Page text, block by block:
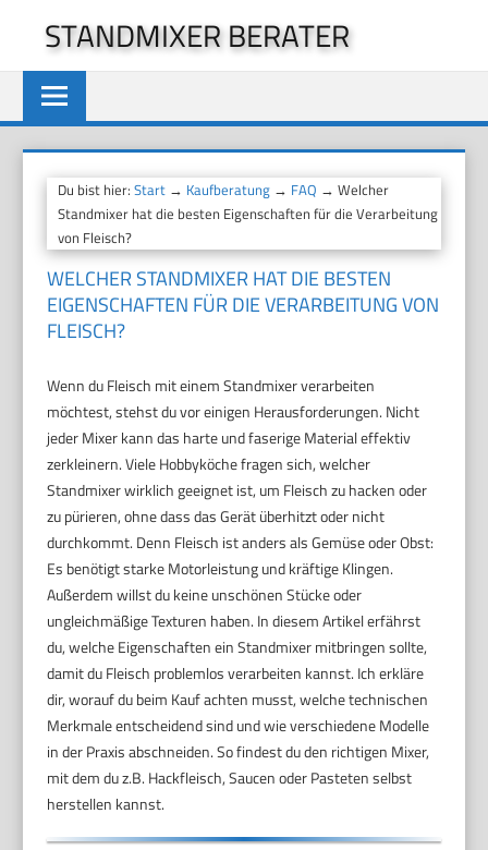
springen
STANDMIXER BERATER
Du bist hier:Start → Kaufberatung → FAQ → Welcher
Standmixer hat die besten Eigenschaften für die Verarbeitung
von Fleisch?
WELCHER STANDMIXER HAT DIE BESTEN
EIGENSCHAFTEN FÜR DIE VERARBEITUNG VON
FLEISCH?
Wenn du Fleisch mit einem Standmixer verarbeiten
möchtest, stehst du vor einigen Herausforderungen. Nicht
jeder Mixer kann das harte und faserige Material effektiv
zerkleinern. Viele Hobbyköche fragen sich, welcher
Standmixer wirklich geeignet ist, um Fleisch zu hacken oder
zu pürieren, ohne dass das Gerät überhitzt oder nicht
durchkommt. Denn Fleisch ist anders als Gemüse oder Obst:
Es benötigt starke Motorleistung und kräftige Klingen.
Außerdem willst du keine unschönen Stücke oder
ungleichmäßige Texturen haben. In diesem Artikel erfährst
du, welche Eigenschaften ein Standmixer mitbringen sollte,
damit du Fleisch problemlos verarbeiten kannst. Ich erkläre
dir, worauf du beim Kauf achten musst, welche technischen
Merkmale entscheidend sind und wie verschiedene Modelle
in der Praxis abschneiden. So findest du den richtigen Mixer,
mit dem du z.B. Hackfleisch, Saucen oder Pasteten selbst
herstellen kannst.